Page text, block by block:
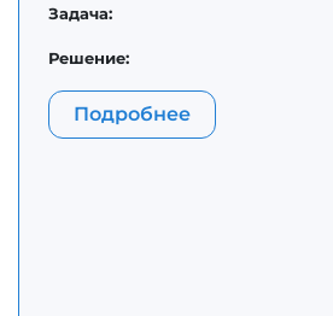
Задача:
Решение:
Подробнее